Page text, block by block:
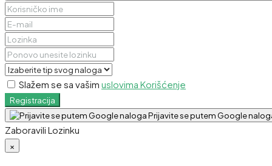
Slažem se sa vašim uslovima Korišćenje
Registracija
Prijavite se putem Google
Zaboravili Lozinku
×